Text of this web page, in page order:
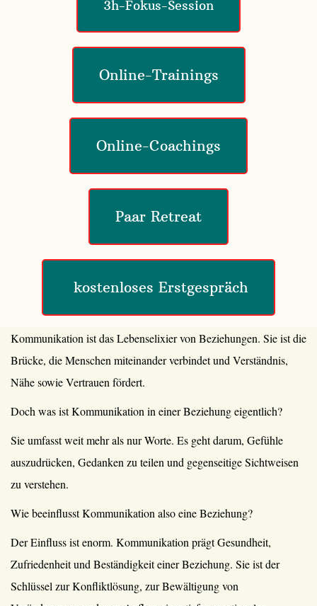
3h-Fokus-Session
Online-Trainings
Online-Coachings
Paar Retreat
kostenloses Erstgespräch
Kommunikation ist das Lebenselixier von Beziehungen. Sie ist die
Brücke, die Menschen miteinander verbindet und Verständnis,
Nähe sowie Vertrauen fördert.
Doch was ist Kommunikation in einer Beziehung eigentlich?
Sie umfasst weit mehr als nur Worte. Es geht darum, Gefühle
auszudrücken, Gedanken zu teilen und gegenseitige Sichtweisen
zu verstehen.
Wie beeinflusst Kommunikation also eine Beziehung?
Der Einfluss ist enorm. Kommunikation prägt Gesundheit,
Zufriedenheit und Beständigkeit einer Beziehung. Sie ist der
Schlüssel zur Konfliktlösung, zur Bewältigung von